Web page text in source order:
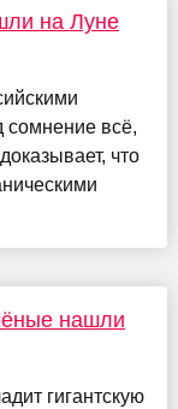
на Луне
сомнение всё,
что
нашли
гигантскую